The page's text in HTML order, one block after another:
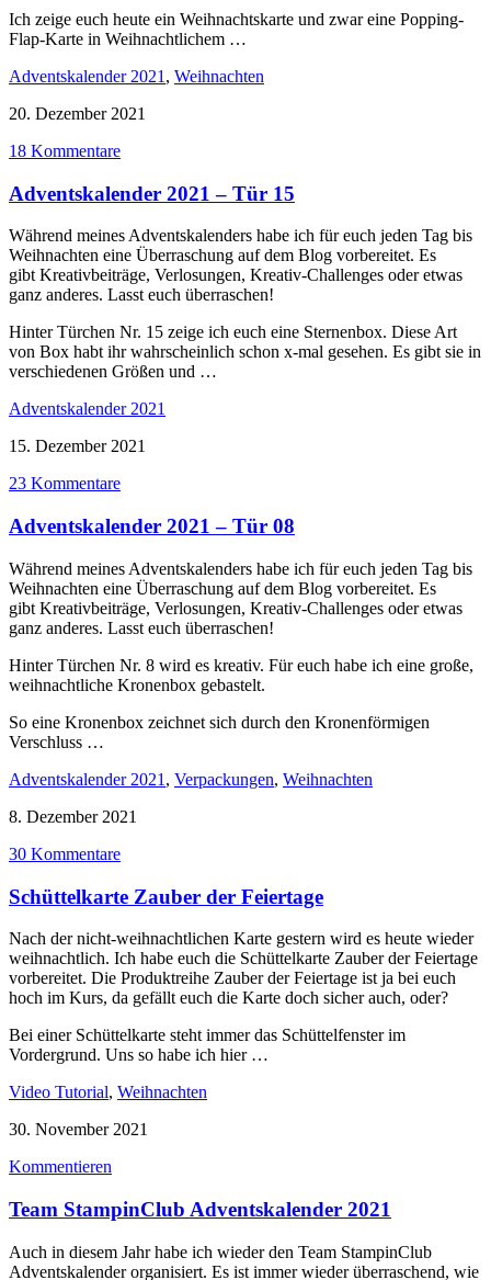
Ich zeige euch heute ein Weihnachtskarte und zwar eine Popping-
Flap-Karte in Weihnachtlichem …
Adventskalender 2021 , Weihnachten
20. Dezember 2021
18 Kommentare
Adventskalender 2021 – Tür 15
Während meines Adventskalenders habe ich für euch jeden Tag bis
Weihnachten eine Überraschung auf dem Blog vorbereitet. Es
gibt Kreativbeiträge, Verlosungen, Kreativ-Challenges oder etwas
ganz anderes. Lasst euch überraschen!
Hinter Türchen Nr. 15 zeige ich euch eine Sternenbox. Diese Art
von Box habt ihr wahrscheinlich schon x-mal gesehen. Es gibt sie in
verschiedenen Größen und …
Adventskalender 2021
15. Dezember 2021
23 Kommentare
Adventskalender 2021 – Tür 08
Während meines Adventskalenders habe ich für euch jeden Tag bis
Weihnachten eine Überraschung auf dem Blog vorbereitet. Es
gibt Kreativbeiträge, Verlosungen, Kreativ-Challenges oder etwas
ganz anderes. Lasst euch überraschen!
Hinter Türchen Nr. 8 wird es kreativ. Für euch habe ich eine große,
weihnachtliche Kronenbox gebastelt.
So eine Kronenbox zeichnet sich durch den Kronenförmigen
Verschluss …
Adventskalender 2021 , Verpackungen, Weihnachten
8. Dezember 2021
30 Kommentare
Schüttelkarte Zauber der Feiertage
Nach der nicht-weihnachtlichen Karte gestern wird es heute wieder
weihnachtlich. Ich habe euch die Schüttelkarte Zauber der Feiertage
vorbereitet. Die Produktreihe Zauber der Feiertage ist ja bei euch
hoch im Kurs, da gefällt euch die Karte doch sicher auch, oder?
Bei einer Schüttelkarte steht immer das Schüttelfenster im
Vordergrund. Uns so habe ich hier …
Video Tutorial, Weihnachten
30. November 2021
Kommentieren
Team StampinClub Adventskalender 2021
Auch in diesem Jahr habe ich wieder den Team StampinClub
Adventskalender organisiert. Es ist immer wieder überraschend, wie